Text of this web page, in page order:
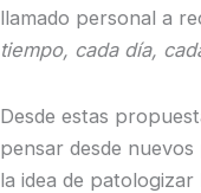
llamado personal a
tiempo, cada día,
Desde estas
pensar desde
la idea de